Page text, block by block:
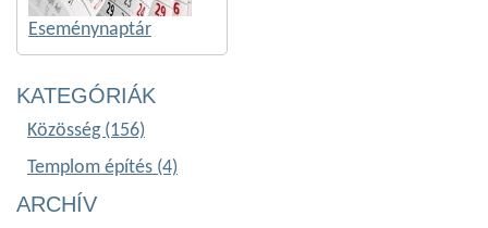
Eseménynaptár
KATEGÓRIÁK
Közösség (156)
Templom építés (4)
ARCHÍV